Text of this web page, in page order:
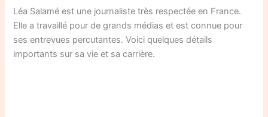
Léa Salamé est une journaliste très respectée en France.
Elle a travaillé pour de grands médias et est connue pour
ses entrevues percutantes. Voici quelques détails
importants sur sa vie et sa carrière.